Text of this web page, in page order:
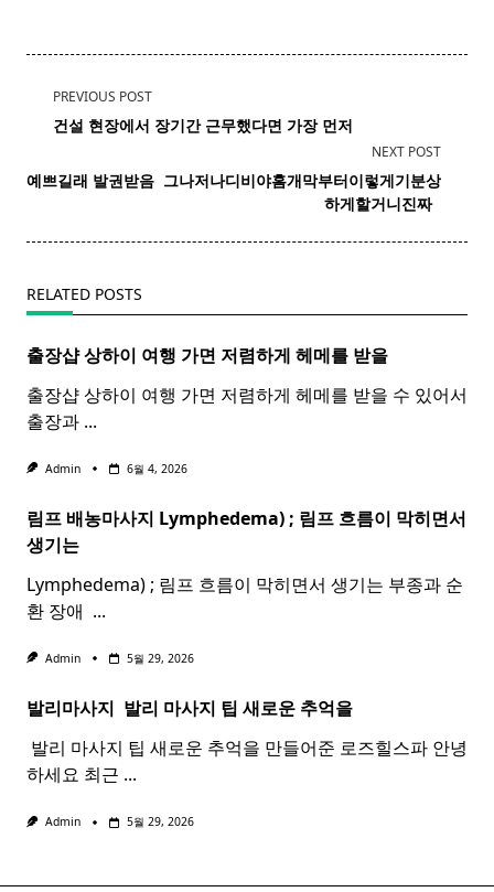
<span
class="nav-
screen-
PREVIOUS POST
건설 현장에서 장기간 근무했다면 가장 먼저
NEXT POST
예쁘길래 발권받음 ​ 그나저나디비야홈개막부터이렇게기분상
하게할거니진짜 ​ ​
RELATED POSTS
출장샵 상하이 여행 가면 저렴하게 헤메를 받을
출장샵 상하이 여행 가면 저렴하게 헤메를 받을 수 있어서
출장과 ...
Admin 6월 4, 2026
림프 배농마사지 Lymphedema) ; 림프 흐름이 막히면서
생기는
Lymphedema) ; 림프 흐름이 막히면서 생기는 부종과 순
환 장애 ​ ...
Admin 5월 29, 2026
발리마사지 ​ 발리 마사지 팁 새로운 추억을
​ 발리 마사지 팁 새로운 추억을 만들어준 로즈힐스파 안녕
하세요 최근 ...
Admin 5월 29, 2026